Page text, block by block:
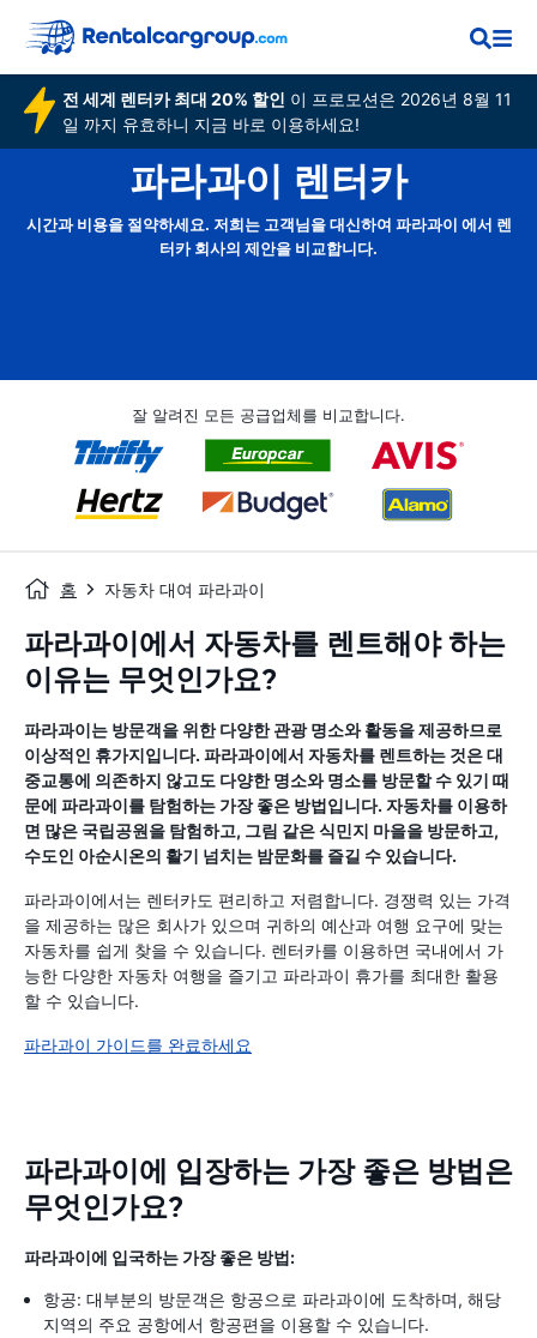
전 세계 렌터카 최대 20% 할인 이 프로모션은 2026년 8월 11
일 까지 유효하니 지금 바로 이용하세요!
파라과이 렌터카
시간과 비용을 절약하세요. 저희는 고객님을 대신하여 파라과이 에서 렌
터카 회사의 제안을 비교합니다.
잘 알려진 모든 공급업체를 비교합니다.
홈 자동차 대여 파라과이
파라과이에서 자동차를 렌트해야 하는
이유는 무엇인가요?
파라과이는 방문객을 위한 다양한 관광 명소와 활동을 제공하므로
이상적인 휴가지입니다. 파라과이에서 자동차를 렌트하는 것은 대
중교통에 의존하지 않고도 다양한 명소와 명소를 방문할 수 있기 때
문에 파라과이를 탐험하는 가장 좋은 방법입니다. 자동차를 이용하
면 많은 국립공원을 탐험하고, 그림 같은 식민지 마을을 방문하고,
수도인 아순시온의 활기 넘치는 밤문화를 즐길 수 있습니다.
파라과이에서는 렌터카도 편리하고 저렴합니다. 경쟁력 있는 가격
을 제공하는 많은 회사가 있으며 귀하의 예산과 여행 요구에 맞는
자동차를 쉽게 찾을 수 있습니다. 렌터카를 이용하면 국내에서 가
능한 다양한 자동차 여행을 즐기고 파라과이 휴가를 최대한 활용
할 수 있습니다.
파라과이 가이드를 완료하세요
파라과이에 입장하는 가장 좋은 방법은
무엇인가요?
파라과이에 입국하는 가장 좋은 방법:
항공: 대부분의 방문객은 항공으로 파라과이에 도착하며, 해당
지역의 주요 공항에서 항공편을 이용할 수 있습니다.